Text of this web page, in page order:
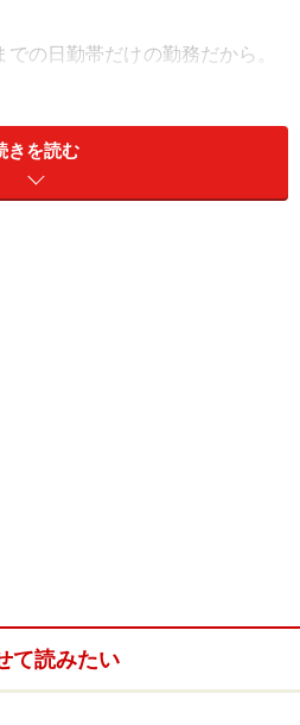
の日勤帯だけの勤務だから。
い夜勤がある仕事は、やはり
スタートする方が安心です。
に働きながら学べること。
きを読む
て読みたい